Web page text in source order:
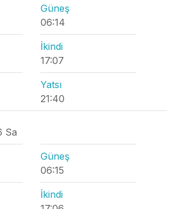
Güneş
06:14
İkindi
17:07
Yatsı
21:40
Sa
Güneş
06:15
İkindi